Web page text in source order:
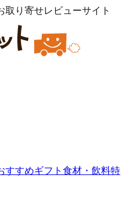
り寄せレビューサイト
すすめギフト 食材・飲料特